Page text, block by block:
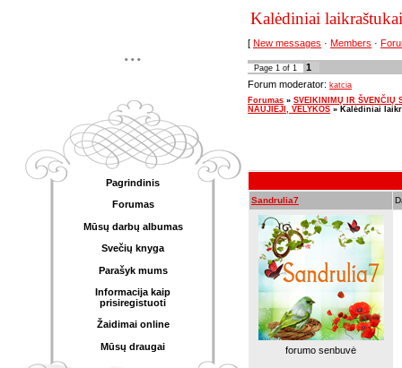
...
Pagrindinis
Forumas
Mūsų darbų albumas
Svečių knyga
Parašyk mums
Informacija kaip
prisiregistuoti
Žaidimai online
Mūsų draugai
Kalėdiniai
[ New messages · Members ·
Page 1 of 1
1
Forum moderator: katcia
Forumas » SVEIKINIMŲ IR
NAUJIEJI, VELYKOS » Kalėdiniai
Sandrulia7
forumo senbuvė